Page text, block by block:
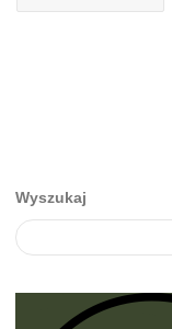
Wyszukaj